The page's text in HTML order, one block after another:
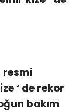
resmi
‘ de rekor
bakım